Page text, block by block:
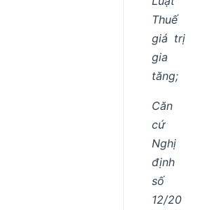
Thuế
giá trị
gia
tăng;
Căn
cứ
Nghị
định
số
12/20